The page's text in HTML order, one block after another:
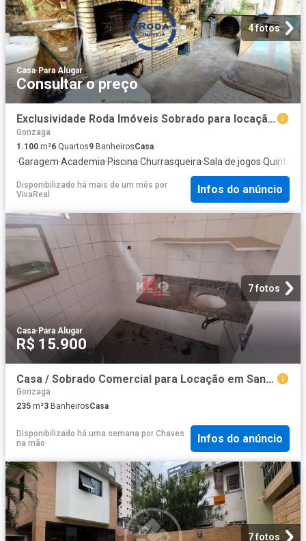
4 fotos
Casa· Para Alugar
Consultar o preço
Exclusividade Roda Imóveis Sobrado para locação, 6 quartos, 3 suítes, 5 vagas, Gonzaga? Santos/SP
Gonzaga
1.100 m²6 Quartos9 BanheirosCasa
·Garagem·Academia·Piscina·Churrasqueira·Sala de jogos·Quintal
Disponibilizado há mais de um mês por
VivaReal
Infos do anúncio
7 fotos
Casa·Para Alugar
R$ 15.900
Casa / Sobrado Comercial para Locação em Santos/SP Gonzaga
Gonzaga
235 m²3 BanheirosCasa
Disponibilizado há uma semana por Chaves
na mão
Infos do anúncio
7 fotos